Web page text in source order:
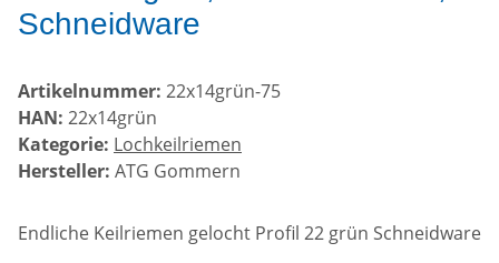
Schneidware
Artikelnummer: 22x14grün-75
HAN: 22x14grün
Kategorie: Lochkeilriemen
Hersteller: ATG Gommern
Endliche Keilriemen gelocht Profil 22 grün Schneidware